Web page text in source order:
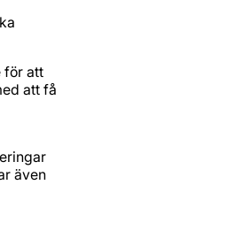
för att
att få
även